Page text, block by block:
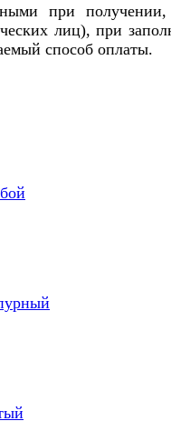
при
лиц), при
способ оплаты.